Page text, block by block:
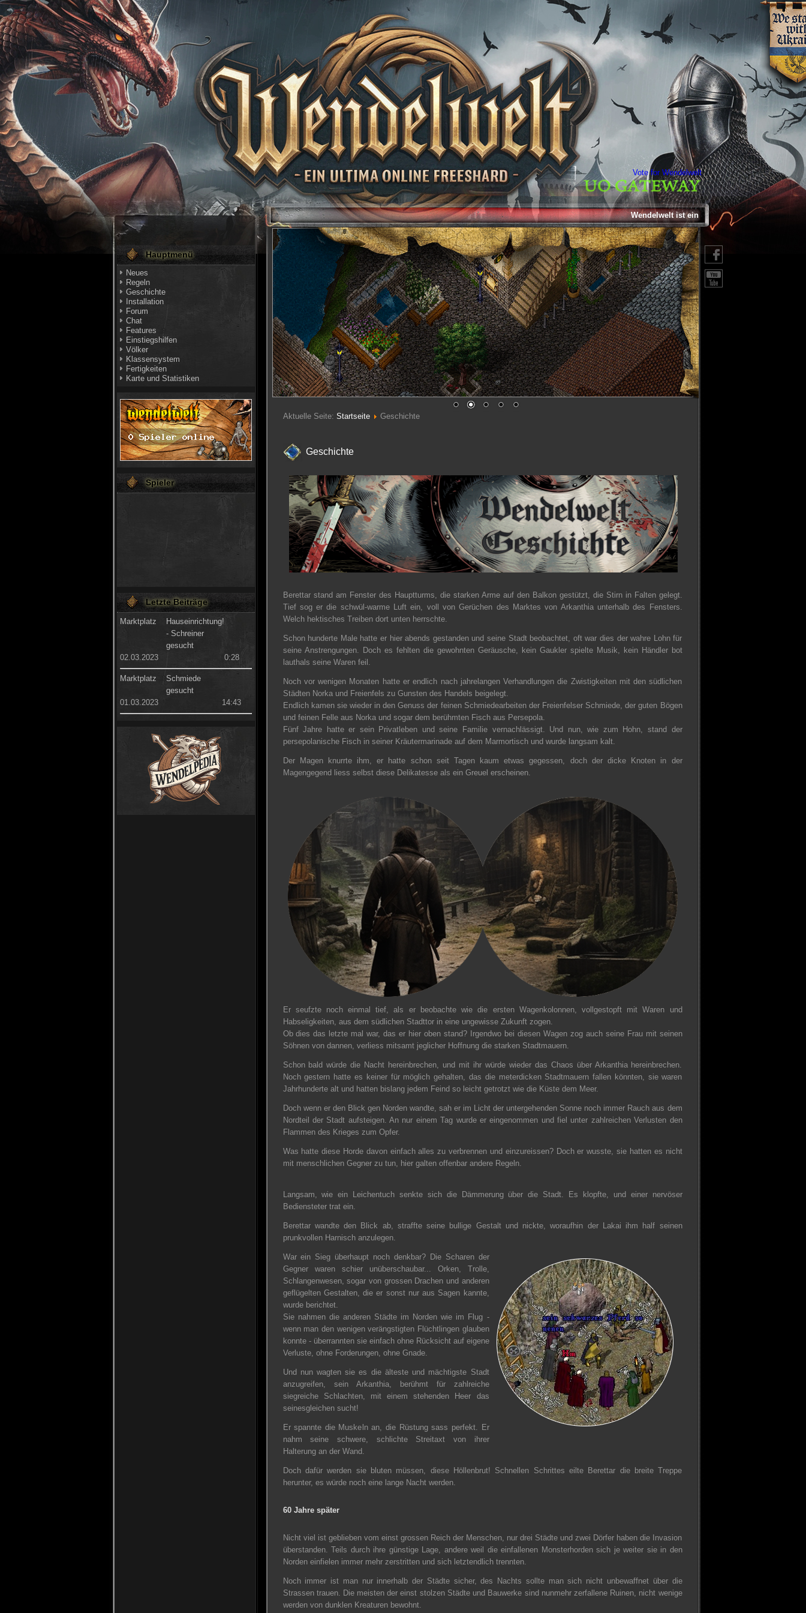
Vote for Wendelwelt
Hauptmenü
Neues
Regeln
Geschichte
Installation
Forum
Chat
Features
Einstiegshilfen
Völker
Klassensystem
Fertigkeiten
Karte und Statistiken
Spieler
Letzte Beiträge
Marktplatz
Hauseinrichtung!
- Schreiner
gesucht
02.03.2023
0:28
Marktplatz
Schmiede
gesucht
01.03.2023
14:43
Wendelwelt ist ein Ultima Online Freeshard, man
Aktuelle Seite: Startseite Geschichte
Geschichte
Berettar stand am Fenster des Hauptturms, die starken Arme auf den Balkon gestützt, die Stirn in Falten gelegt.
Tief sog er die schwül-warme Luft ein, voll von Gerüchen des Marktes von Arkanthia unterhalb des Fensters.
Welch hektisches Treiben dort unten herrschte.
Schon hunderte Male hatte er hier abends gestanden und seine Stadt beobachtet, oft war dies der wahre Lohn für
seine Anstrengungen. Doch es fehlten die gewohnten Geräusche, kein Gaukler spielte Musik, kein Händler bot
lauthals seine Waren feil.
Noch vor wenigen Monaten hatte er endlich nach jahrelangen Verhandlungen die Zwistigkeiten mit den südlichen
Städten Norka und Freienfels zu Gunsten des Handels beigelegt.
Endlich kamen sie wieder in den Genuss der feinen Schmiedearbeiten der Freienfelser Schmiede, der guten Bögen
und feinen Felle aus Norka und sogar dem berühmten Fisch aus Persepola.
Fünf Jahre hatte er sein Privatleben und seine Familie vernachlässigt. Und nun, wie zum Hohn, stand der
persepolanische Fisch in seiner Kräutermarinade auf dem Marmortisch und wurde langsam kalt.
Der Magen knurrte ihm, er hatte schon seit Tagen kaum etwas gegessen, doch der dicke Knoten in der
Magengegend liess selbst diese Delikatesse als ein Greuel erscheinen.
Er seufzte noch einmal tief, als er beobachte wie die ersten Wagenkolonnen, vollgestopft mit Waren und
Habseligkeiten, aus dem südlichen Stadttor in eine ungewisse Zukunft zogen.
Ob dies das letzte mal war, das er hier oben stand? Irgendwo bei diesen Wagen zog auch seine Frau mit seinen
Söhnen von dannen, verliess mitsamt jeglicher Hoffnung die starken Stadtmauern.
Schon bald würde die Nacht hereinbrechen, und mit ihr würde wieder das Chaos über Arkanthia hereinbrechen.
Noch gestern hatte es keiner für möglich gehalten, das die meterdicken Stadtmauern fallen könnten, sie waren
Jahrhunderte alt und hatten bislang jedem Feind so leicht getrotzt wie die Küste dem Meer.
Doch wenn er den Blick gen Norden wandte, sah er im Licht der untergehenden Sonne noch immer Rauch aus dem
Nordteil der Stadt aufsteigen. An nur einem Tag wurde er eingenommen und fiel unter zahlreichen Verlusten den
Flammen des Krieges zum Opfer.
Was hatte diese Horde davon einfach alles zu verbrennen und einzureissen? Doch er wusste, sie hatten es nicht
mit menschlichen Gegner zu tun, hier galten offenbar andere Regeln.
Langsam, wie ein Leichentuch senkte sich die Dämmerung über die Stadt. Es klopfte, und einer nervöser
Bediensteter trat ein.
Berettar wandte den Blick ab, straffte seine bullige Gestalt und nickte, woraufhin der Lakai ihm half seinen
prunkvollen Harnisch anzulegen.
War ein Sieg überhaupt noch denkbar? Die Scharen der
Gegner waren schier unüberschaubar... Orken, Trolle,
Schlangenwesen, sogar von grossen Drachen und anderen
geflügelten Gestalten, die er sonst nur aus Sagen kannte,
wurde berichtet.
Sie nahmen die anderen Städte im Norden wie im Flug -
wenn man den wenigen verängstigten Flüchtlingen glauben
konnte - überrannten sie einfach ohne Rücksicht auf eigene
Verluste, ohne Forderungen, ohne Gnade.
Und nun wagten sie es die älteste und mächtigste Stadt
anzugreifen, sein Arkanthia, berühmt für zahlreiche
siegreiche Schlachten, mit einem stehenden Heer das
seinesgleichen sucht!
Er spannte die Muskeln an, die Rüstung sass perfekt. Er
nahm seine schwere, schlichte Streitaxt von ihrer
Halterung an der Wand.
Doch dafür werden sie bluten müssen, diese Höllenbrut! Schnellen Schrittes eilte Berettar die breite Treppe
herunter, es würde noch eine lange Nacht werden.
60 Jahre später
Nicht viel ist geblieben vom einst grossen Reich der Menschen, nur drei Städte und zwei Dörfer haben die Invasion
überstanden. Teils durch ihre günstige Lage, andere weil die einfallenen Monsterhorden sich je weiter sie in den
Norden einfielen immer mehr zerstritten und sich letztendlich trennten.
Noch immer ist man nur innerhalb der Städte sicher, des Nachts sollte man sich nicht unbewaffnet über die
Strassen trauen. Die meisten der einst stolzen Städte und Bauwerke sind nunmehr zerfallene Ruinen, nicht wenige
werden von dunklen Kreaturen bewohnt.